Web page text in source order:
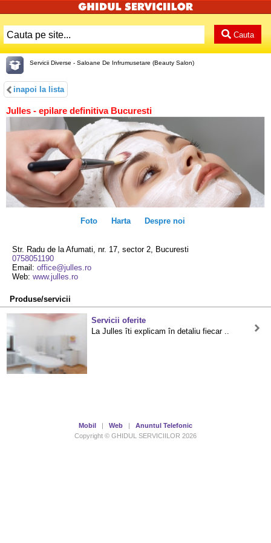
Cauta
Servicii Diverse - Saloane De Infrumusetare (Beauty Salon)
inapoi la lista
Julles - epilare definitiva Bucuresti
Foto Harta Despre noi
Str. Radu de la Afumati, nr. 17, sector 2, Bucuresti
0758051190
Email: office@julles.ro
Web: www.julles.ro
Produse/servicii
Servicii oferite
La Julles îti explicam în detaliu fiecar ..
Mobil | Web | Anuntul Telefonic
Copyright © GHIDUL SERVICIILOR 2026